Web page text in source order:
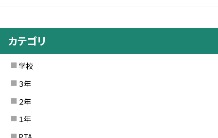
カテゴリ
学校
３年
２年
１年